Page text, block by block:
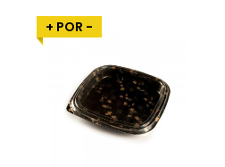
+ POR -